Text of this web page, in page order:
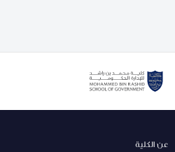
عن الكلية